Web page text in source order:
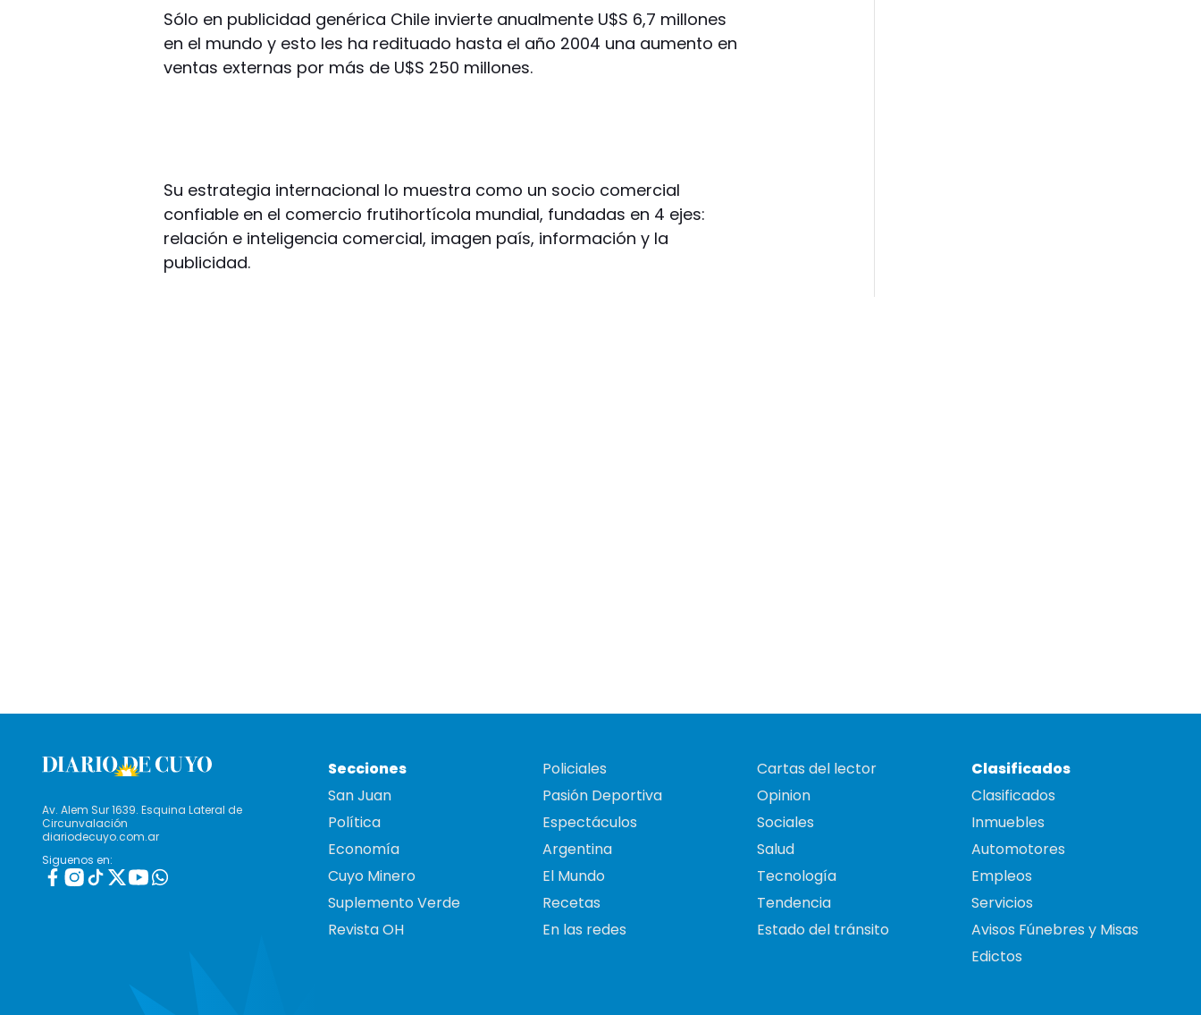
Sólo en publicidad genérica Chile invierte anualmente U$S 6,7 millones
en el mundo y esto les ha redituado hasta el año 2004 una aumento en
ventas externas por más de U$S 250 millones.
Su estrategia internacional lo muestra como un socio comercial
confiable en el comercio frutihortícola mundial, fundadas en 4 ejes:
relación e inteligencia comercial, imagen país, información y la
publicidad.
Av. Alem Sur 1639. Esquina Lateral de
Circunvalación
diariodecuyo.com.ar
Siguenos en:
Secciones
San Juan
Política
Economía
Cuyo Minero
Suplemento Verde
Revista OH
Policiales
Pasión Deportiva
Espectáculos
Argentina
El Mundo
Recetas
En las redes
Cartas del lector
Opinion
Sociales
Salud
Tecnología
Tendencia
Estado del tránsito
Clasificados
Clasificados
Inmuebles
Automotores
Empleos
Servicios
Avisos Fúnebres y Misas
Edictos